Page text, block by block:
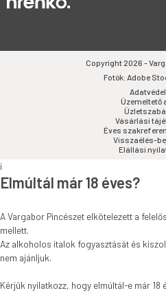
Copyright 2026 -
Fotók: Adobe
Üzemeltető
Vásárlási
Éves
Visszaélés-
Elállási
i
Elmúltál már 18 éves?
A Vargabor Pincészet elkötelezett a
mellett.
Az alkoholos italok fogyasztását és
nem ajánljuk.
Kérjük nyilatkozz, hogy elmúltál-e már 18